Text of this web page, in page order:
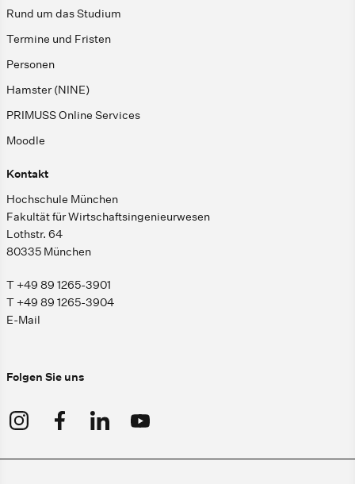
Rund um das Studium
Termine und Fristen
Personen
Hamster (NINE)
PRIMUSS Online Services
Moodle
Kontakt
Hochschule München
Fakultät für Wirtschaftsingenieurwesen
Lothstr. 64
80335 München
T +49 89 1265-3901
T +49 89 1265-3904
E-Mail
Folgen Sie uns